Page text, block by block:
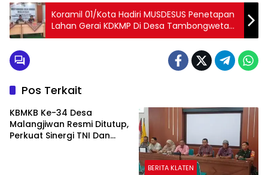
Koramil 01/Kota Hadiri MUSDESUS Penetapan
Lahan Gerai KDKMP Di Desa Tambongwetan
Klaten
Pos Terkait
KBMKB Ke-34 Desa
Malangjiwan Resmi Ditutup,
Perkuat Sinergi TNI Dan
BERITA KLATEN